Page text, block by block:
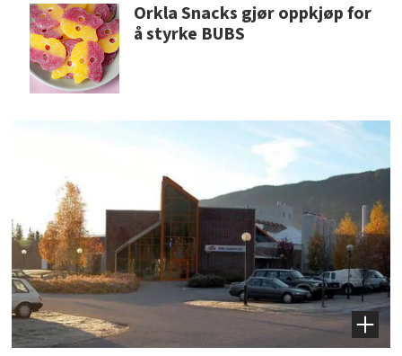
Orkla Snacks gjør oppkjøp for
å styrke BUBS